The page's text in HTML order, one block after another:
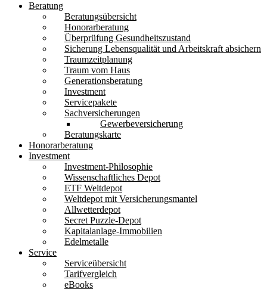
Beratung
Beratungsübersicht
Honorarberatung
Überprüfung Gesundheitszustand
Sicherung Lebensqualität und Arbeitskraft absichern
Traumzeitplanung
Traum vom Haus
Generationsberatung
Investment
Servicepakete
Sachversicherungen
Gewerbeversicherung
Beratungskarte
Honorarberatung
Investment
Investment-Philosophie
Wissenschaftliches Depot
ETF Weltdepot
Weltdepot mit Versicherungsmantel
Allwetterdepot
Secret Puzzle-Depot
Kapitalanlage-Immobilien
Edelmetalle
Service
Serviceübersicht
Tarifvergleich
eBooks